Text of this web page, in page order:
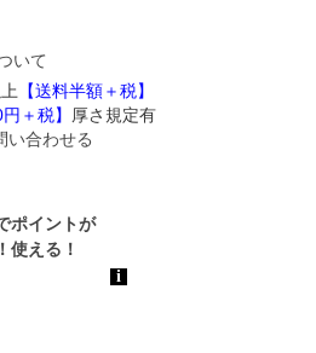
いて
【送料半額＋税】
円＋税】
厚さ規定有
合わせる